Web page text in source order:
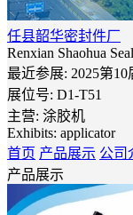
任县韶华密封件厂
Renxian Shaohua
最近参展: 2025第
展位号: D1-T51
主营: 涂胶机
Exhibits: applicator
首页 产品展示 公司
产品展示